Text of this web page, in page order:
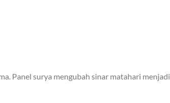
Panel surya mengubah sinar matahari menjadi